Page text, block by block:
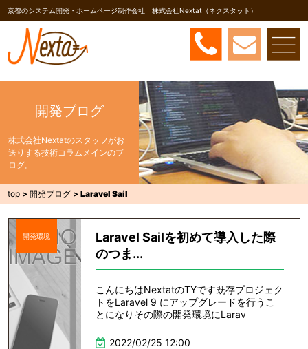
京都のシステム開発・ホームページ制作会社 株式会社Nextat（ネクスタット）
開発ブログ
株式会社Nextatのスタッフがお
送りする技術コラムメインのブ
ログ。
top >開発ブログ >Laravel Sail
開発環境
Laravel Sailを初めて導入した際
のつま...
こんにちはNextatのTYです既存プロジェク
トをLaravel 9 にアップグレードを行うこ
とになりその際の開発環境にLarav
2022/02/25 12:00